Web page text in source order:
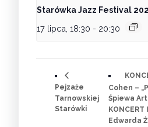
Starówka Jazz Festival
17 lipca, 18:30 - 20:30
Pejzaże
Tarnowskiej
Starówki
Cohen –
Śpiewa
Edwarda